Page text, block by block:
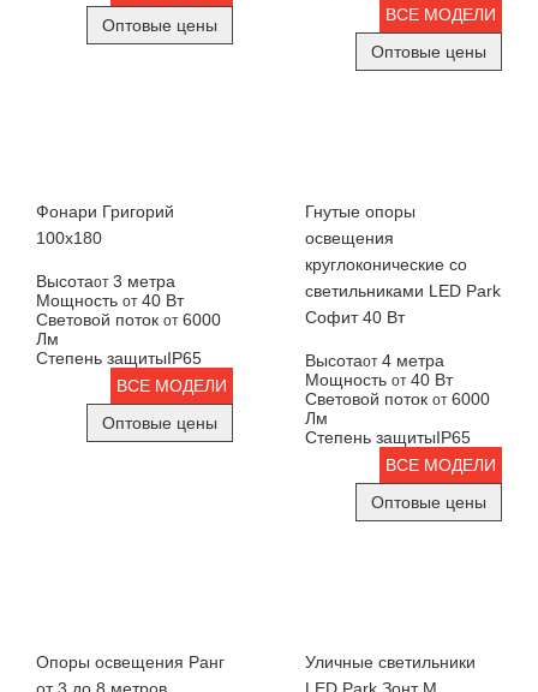
Оптовые цены
ВСЕ МОДЕЛИ
Оптовые цены
Фонари Григорий
100х180
Высотаот 3 метра
Мощность от 40 Вт
Световой поток от 6000
Лм
Степень защитыIP65
ВСЕ МОДЕЛИ
Оптовые цены
Гнутые опоры
освещения
круглоконические со
светильниками LED Park
Софит 40 Вт
Высотаот 4 метра
Мощность от 40 Вт
Световой поток от 6000
Лм
Степень защитыIP65
ВСЕ МОДЕЛИ
Оптовые цены
Опоры освещения Ранг
Уличные светильники